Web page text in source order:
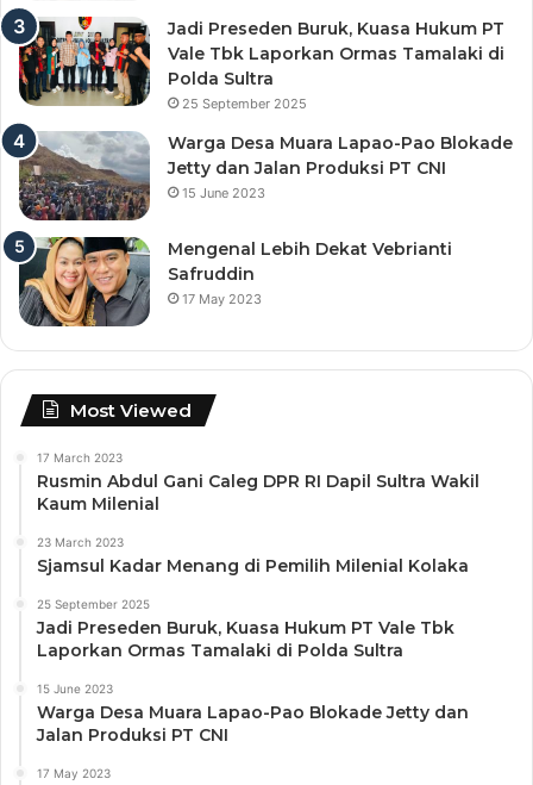
Jadi Preseden Buruk, Kuasa Hukum PT
Vale Tbk Laporkan Ormas Tamalaki di
Polda Sultra
25 September 2025
Warga Desa Muara Lapao-Pao Blokade
Jetty dan Jalan Produksi PT CNI
15 June 2023
Mengenal Lebih Dekat Vebrianti
Safruddin
17 May 2023
Most Viewed
17 March 2023
Rusmin Abdul Gani Caleg DPR RI Dapil Sultra Wakil
Kaum Milenial
23 March 2023
Sjamsul Kadar Menang di Pemilih Milenial Kolaka
25 September 2025
Jadi Preseden Buruk, Kuasa Hukum PT Vale Tbk
Laporkan Ormas Tamalaki di Polda Sultra
15 June 2023
Warga Desa Muara Lapao-Pao Blokade Jetty dan
Jalan Produksi PT CNI
17 May 2023